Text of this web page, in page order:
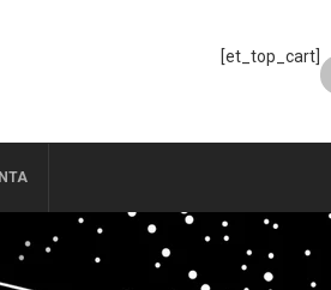
[et_top_cart]